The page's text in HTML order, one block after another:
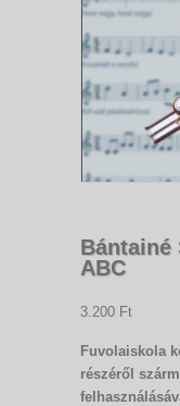
Bántainé
ABC
3.200 Ft
Fuvolaiskola
részéről